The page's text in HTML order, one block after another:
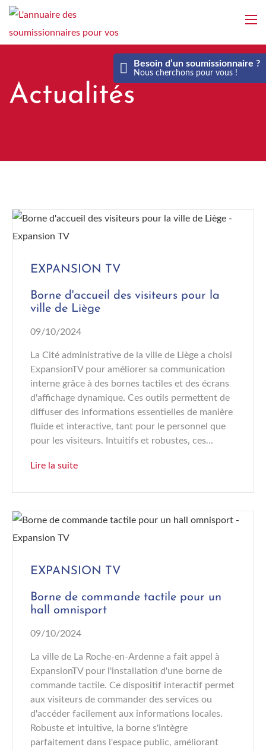
Aller
contenu
Besoin d’un soumissionnaire ?
Nous cherchons pour vous !
Actualités
EXPANSION TV
Borne d'accueil des visiteurs pour la
ville de Liège
09/10/2024
La Cité administrative de la ville de Liège a choisi
ExpansionTV pour améliorer sa communication
interne grâce à des bornes tactiles et des écrans
d'affichage dynamique. Ces outils permettent de
diffuser des informations essentielles de manière
fluide et interactive, tant pour le personnel que
pour les visiteurs. Intuitifs et robustes, ces...
Lire la suite
EXPANSION TV
Borne de commande tactile pour un
hall omnisport
09/10/2024
La ville de La Roche-en-Ardenne a fait appel à
ExpansionTV pour l'installation d'une borne de
commande tactile. Ce dispositif interactif permet
aux visiteurs de commander des services ou
d'accéder facilement aux informations locales.
Robuste et intuitive, la borne s'intègre
parfaitement dans l'espace public, améliorant